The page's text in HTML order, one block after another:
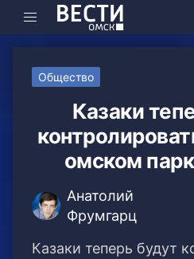
Общество
Казаки
омском
Анатолий
Фрумгарц
Казаки теперь будут